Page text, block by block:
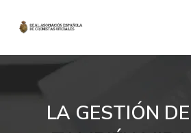
LA GESTIÓN